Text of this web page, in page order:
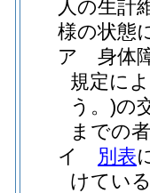
人の生計
様の状態
ア
身体
規定に
う。)の
までの者
イ
別表
けてい